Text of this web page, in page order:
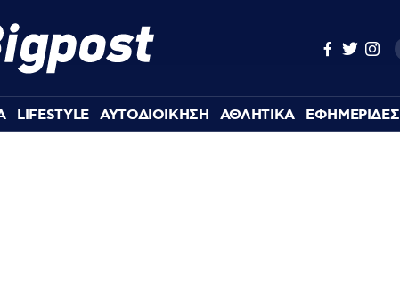
LIFESTYLE ΑΥΤΟΔΙΟΙΚΗΣΗ ΑΘΛΗΤΙΚΑ ΕΦΗΜΕΡΙΔΕΣ